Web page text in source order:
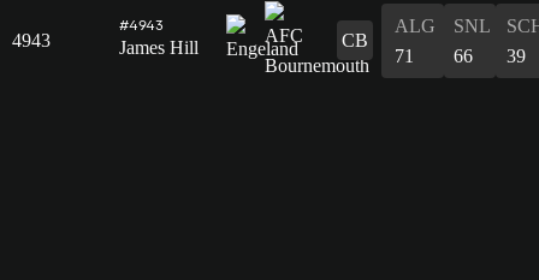
4943
#4943
James Hill CB
ALG
71
SNL
66
39